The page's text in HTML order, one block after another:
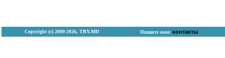
Copyright (с) 2000-2026, TRY.MD Пишите нам: контакты